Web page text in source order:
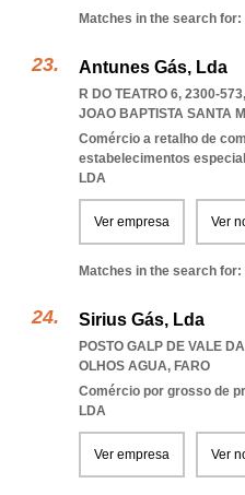
Matches in the search for:
Antunes Gás, Lda
R DO TEATRO 6, 2300-573,
JOAO BAPTISTA SANTA
Comércio a retalho de
estabelecimentos
LDA
Ver empresa Ver
Matches in the search for:
Sirius Gás, Lda
POSTO GALP DE VALE
OLHOS AGUA, FARO
Comércio por grosso de
LDA
Ver empresa Ver